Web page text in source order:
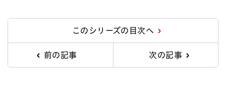
このシリーズの目次へ
前の記事 次の記事